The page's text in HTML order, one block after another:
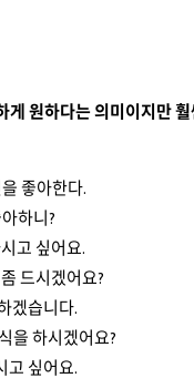
게 원하다는 의미이지만
좋아한다.
하니?
고 싶어요.
드시겠어요?
겠습니다.
을 하시겠어요?
고 싶어요.